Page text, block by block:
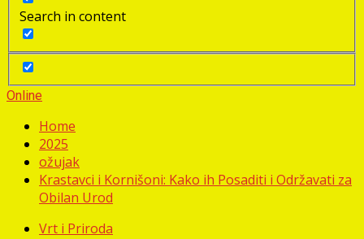
Search in content
Online
Home
2025
ožujak
Krastavci i Kornišoni: Kako ih Posaditi i Održavati za
Obilan Urod
Vrt i Priroda